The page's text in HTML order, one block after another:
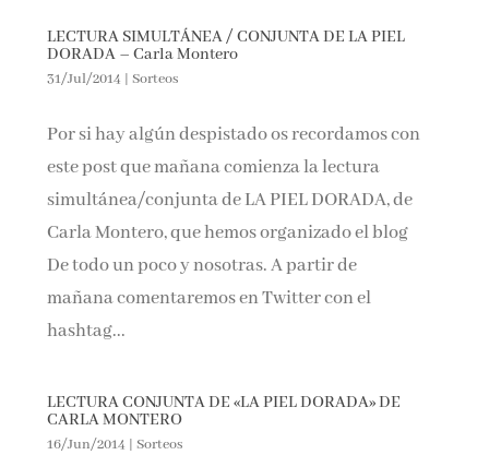
LECTURA SIMULTÁNEA / CONJUNTA DE LA PIEL
DORADA – Carla Montero
31/Jul/2014 |Sorteos
Por si hay algún despistado os recordamos con
este post que mañana comienza la lectura
simultánea/conjunta de LA PIEL DORADA, de
Carla Montero, que hemos organizado el blog
De todo un poco y nosotras. A partir de
mañana comentaremos en Twitter con el
hashtag...
LECTURA CONJUNTA DE «LA PIEL DORADA» DE
CARLA MONTERO
16/Jun/2014 |Sorteos